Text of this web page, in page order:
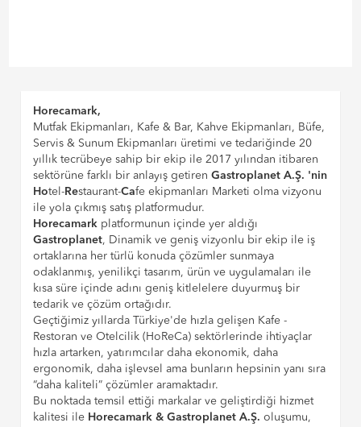
Horecamark,
Mutfak Ekipmanları, Kafe & Bar, Kahve Ekipmanları, Büfe,
Servis & Sunum Ekipmanları üretimi ve tedariğinde 20
yıllık tecrübeye sahip bir ekip ile 2017 yılından itibaren
sektörüne farklı bir anlayış getirenGastroplanet A.Ş. 'nin
Hotel-Restaurant-Cafe ekipmanları Marketi olma vizyonu
ile yola çıkmış satış platformudur.
Horecamark platformunun içinde yer aldığı
Gastroplanet, Dinamik ve geniş vizyonlu bir ekip ile iş
ortaklarına her türlü konuda çözümler sunmaya
odaklanmış, yenilikçi tasarım, ürün ve uygulamaları ile
kısa süre içinde adını geniş kitlelelere duyurmuş bir
tedarik ve çözüm ortağıdır.
Geçtiğimiz yıllarda Türkiye'de hızla gelişen Kafe -
Restoran ve Otelcilik (HoReCa) sektörlerinde ihtiyaçlar
hızla artarken, yatırımcılar daha ekonomik, daha
ergonomik, daha işlevsel ama bunların hepsinin yanı sıra
“daha kaliteli” çözümler aramaktadır.
Bu noktada temsil ettiği markalar ve geliştirdiği hizmet
kalitesi ile Horecamark & Gastroplanet A.Ş. oluşumu,